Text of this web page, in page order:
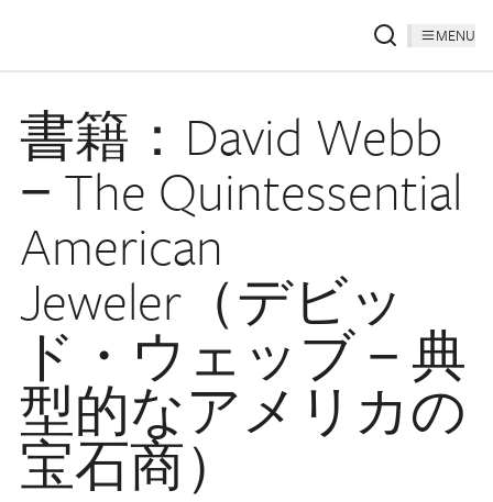
MENU
書籍：David Webb
− The Quintessential
American
Jeweler（デビッ
ド・ウェッブ − 典
型的なアメリカの
宝石商）